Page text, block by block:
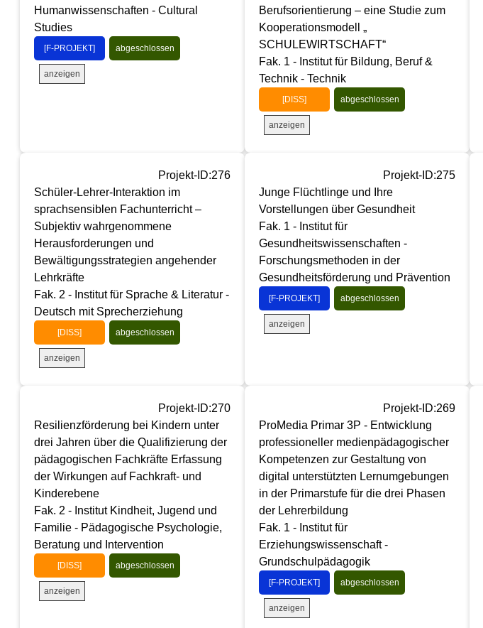
Humanwissenschaften - Cultural
Studies
[F-PROJEKT] abgeschlossen
anzeigen
Berufsorientierung – eine Studie zum
Kooperationsmodell „
SCHULEWIRTSCHAFT“
Fak. 1 - Institut für Bildung, Beruf &
Technik - Technik
[DISS] abgeschlossen
anzeigen
Projekt-ID:276
Schüler-Lehrer-Interaktion im
sprachsensiblen Fachunterricht –
Subjektiv wahrgenommene
Herausforderungen und
Bewältigungsstrategien angehender
Lehrkräfte
Fak. 2 - Institut für Sprache & Literatur -
Deutsch mit Sprecherziehung
[DISS] abgeschlossen
anzeigen
Projekt-ID:275
Junge Flüchtlinge und Ihre
Vorstellungen über Gesundheit
Fak. 1 - Institut für
Gesundheitswissenschaften -
Forschungsmethoden in der
Gesundheitsförderung und Prävention
[F-PROJEKT] abgeschlossen
anzeigen
Projekt-ID:270
Resilienzförderung bei Kindern unter
drei Jahren über die Qualifizierung der
pädagogischen Fachkräfte Erfassung
der Wirkungen auf Fachkraft- und
Kinderebene
Fak. 2 - Institut Kindheit, Jugend und
Familie - Pädagogische Psychologie,
Beratung und Intervention
[DISS] abgeschlossen
anzeigen
Projekt-ID:269
ProMedia Primar 3P - Entwicklung
professioneller medienpädagogischer
Kompetenzen zur Gestaltung von
digital unterstützten Lernumgebungen
in der Primarstufe für die drei Phasen
der Lehrerbildung
Fak. 1 - Institut für
Erziehungswissenschaft -
Grundschulpädagogik
[F-PROJEKT] abgeschlossen
anzeigen